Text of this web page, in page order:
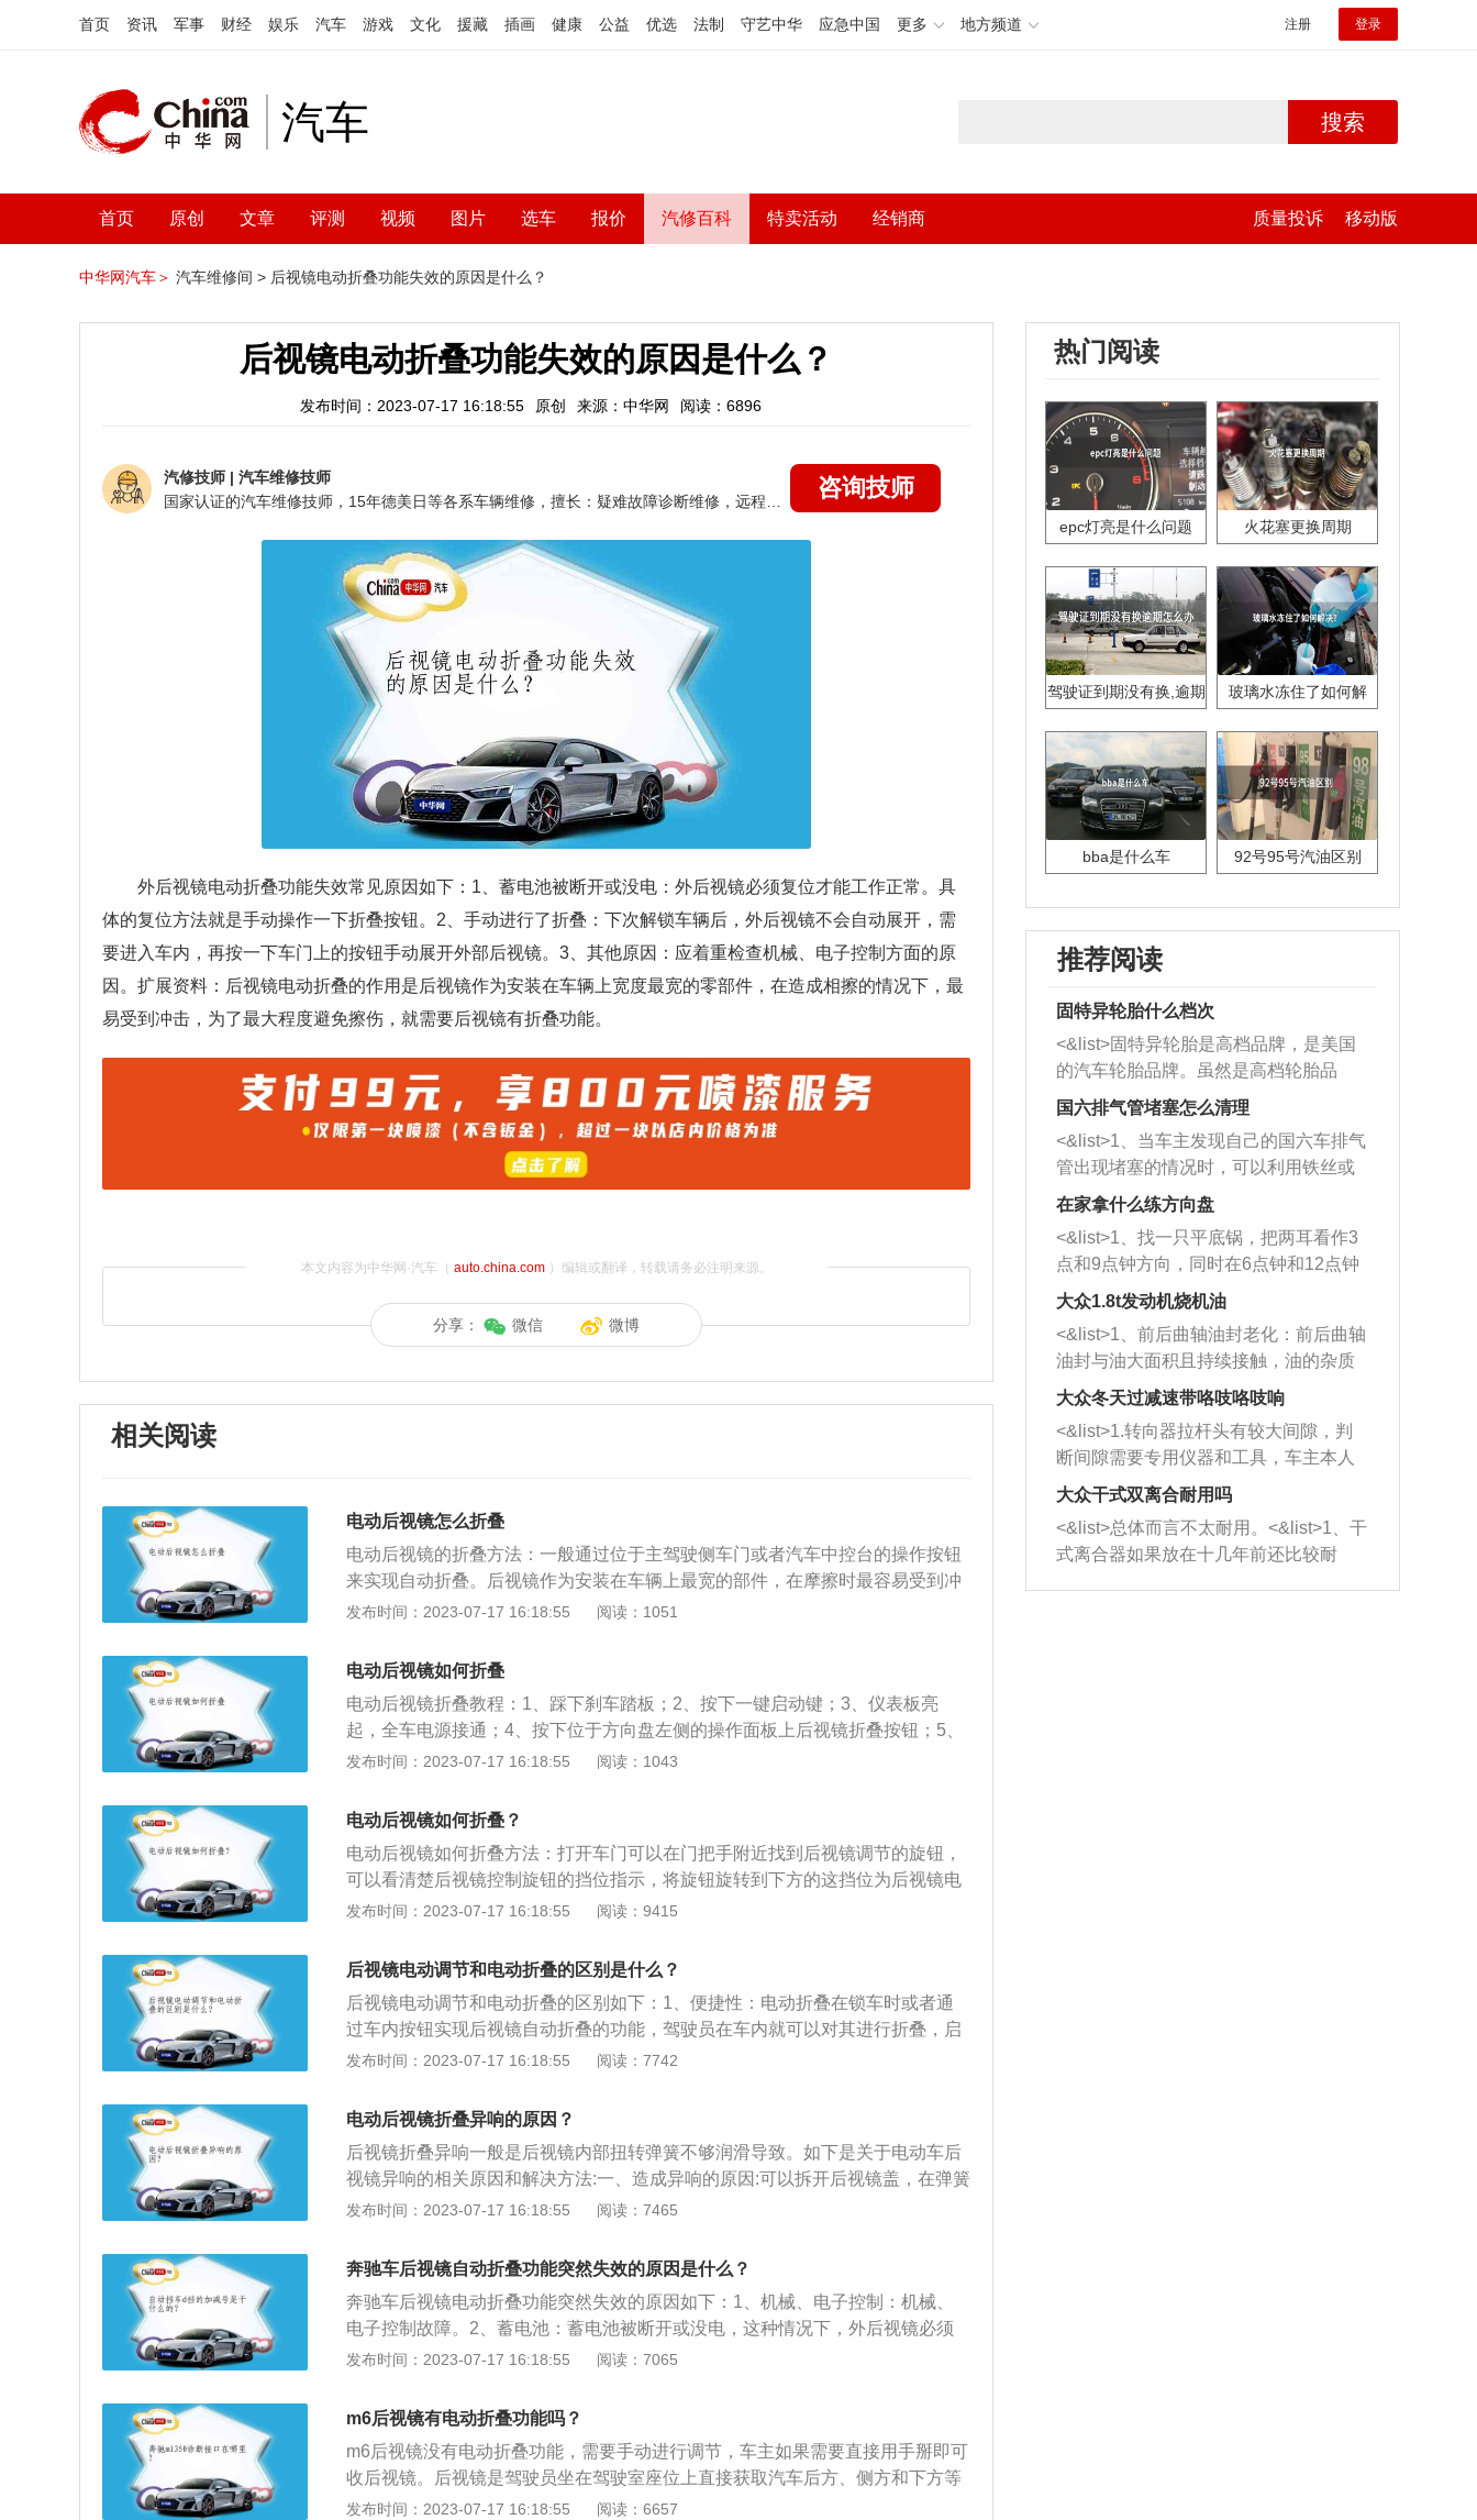
首页 资讯 军事 财经 娱乐 汽车 游戏 文化 援藏 插画 健康 公益 优选 法制 守艺中华 应急中国 更多 地方频道 注册 登录
汽车 搜索
首页 原创 文章 评测 视频 图片 选车 报价 汽修百科 特卖活动 经销商 质量投诉 移动版
中华网汽车＞ 汽车维修间 > 后视镜电动折叠功能失效的原因是什么？
后视镜电动折叠功能失效的原因是什么？
发布时间：2023-07-17 16:18:55 原创 来源：中华网 阅读：6896
汽修技师 | 汽车维修技师
咨询技师
外后视镜电动折叠功能失效常见原因如下：1、蓄电池被断开或没电：外后视镜必须复位才能工作正常。具
体的复位方法就是手动操作一下折叠按钮。2、手动进行了折叠：下次解锁车辆后，外后视镜不会自动展开，需
要进入车内，再按一下车门上的按钮手动展开外部后视镜。3、其他原因：应着重检查机械、电子控制方面的原
因。扩展资料：后视镜电动折叠的作用是后视镜作为安装在车辆上宽度最宽的零部件，在造成相擦的情况下，最
易受到冲击，为了最大程度避免擦伤，就需要后视镜有折叠功能。
本文内容为中华网·汽车（ auto.china.com）编辑或翻译，转载请务必注明来源。
分享： 微信 微博
相关阅读
电动后视镜怎么折叠
电动后视镜的折叠方法：一般通过位于主驾驶侧车门或者汽车中控台的操作按钮
来实现自动折叠。后视镜作为安装在车辆上最宽的部件，在摩擦时最容易受到冲
击，为了最大程度的避免划伤，需要具备后视镜的折叠功能，具有折叠功能的后
还可以折叠，既能保护镜面，又能减少停车位空，有效避免划伤。不同车型的电
动后视镜调节方式会有所不同，但功能是一样的，按下后视镜自动折叠按钮或将
按钮旋转到自动折叠位置后，两侧的外后视镜将同时折叠，一般来说，下次启动
车辆时，自动折叠后的后视镜会自动打开，左右后视镜自动折叠时，左右两侧速
度不一致，后视镜两侧折叠速度的差异是由于两侧啮合位置错位造成的，但只要
发布时间：2023-07-17 16:18:55 阅读：1051
电动后视镜如何折叠
电动后视镜折叠教程：1、踩下刹车踏板；2、按下一键启动键；3、仪表板亮
起，全车电源接通；4、按下位于方向盘左侧的操作面板上后视镜折叠按钮；5、
此时车辆识别到锁车后，后视镜将自动收回来。汽车后视镜自动折叠好处：一、
汽车后视镜、把汽车后视镜撞坏的好处。二、汽车的后视镜可以自动折叠起来，
车辆停在比较窄的路边，也不会因道路狭窄影响其他车辆通行。三、驾驶汽车在
窄路会车。驾驶汽车在窄路会车的时候，汽车的后视镜能自动折叠起来，在窄路
会车的时候，驾驶员就可以在车里把汽车的后视镜折叠起来，避免会车时，汽车
后视镜剐蹭。
发布时间：2023-07-17 16:18:55 阅读：1043
电动后视镜如何折叠？
电动后视镜如何折叠方法：打开车门可以在门把手附近找到后视镜调节的旋钮，
可以看清楚后视镜控制旋钮的挡位指示，将旋钮旋转到下方的这挡位为后视镜电
动折叠挡位，将旋钮旋转到L为调节左侧后视镜角度，将旋钮旋转到R为调节右侧
必须把手伸出窗外或下车折叠，既不方便又不安全，这种折叠的后视镜已经很
少；一种是电动的，这也是比较普遍的一种，其优点是驾驶员在车内就可以对其
进行折叠，启动车辆时后视镜会自动打开。
发布时间：2023-07-17 16:18:55 阅读：9415
后视镜电动调节和电动折叠的区别是什么？
后视镜电动调节和电动折叠的区别如下：1、便捷性：电动折叠在锁车时或者通
过车内按钮实现后视镜自动折叠的功能，驾驶员在车内就可以对其进行折叠，启
动车辆时后视镜会自动打开。而手动的则需要折叠的时候驾驶员必须把手伸出窗
要复杂一点。不过电动折叠在自动折叠功能故障的时候，也可以手动折叠。3、
价格方面：价格方面，电动折叠价格比手动折叠价格要贵，维修费用也要更贵。
发布时间：2023-07-17 16:18:55 阅读：7742
电动后视镜折叠异响的原因？
后视镜折叠异响一般是后视镜内部扭转弹簧不够润滑导致。如下是关于电动车后
视镜异响的相关原因和解决方法:一、造成异响的原因:可以拆开后视镜盖，在弹簧
的两端喷覆润滑剂，然后手动折叠打开后视镜，看异响是否消失，可以多次重复
声、咯吱声，造成的原因是后视镜脚步过渡处的密封件的问题。二、发生异响的
规律：一个是夏天热的时候出现，这个应该是密封件因为天热膨胀，再加上不够
润滑所致;还有一个就是下雨、洗车后出现，这时候出现一般是因为车子比较脏，
下雨、洗车冲刷一些细小的脏东西附着在后视镜底座与密封件上。三、解决方法:
1、手动折叠和打开后视镜，在折叠和打开的情况下，分别清洗所有看得见的后
-40除锈润滑剂喷涂在转动的部位，折叠与打开的时候分别喷涂。
发布时间：2023-07-17 16:18:55 阅读：7465
奔驰车后视镜自动折叠功能突然失效的原因是什么？
奔驰车后视镜电动折叠功能突然失效的原因如下：1、机械、电子控制：机械、
电子控制故障。2、蓄电池：蓄电池被断开或没电，这种情况下，外后视镜必须
复位才能工作正常。解决方法就是手动操作一下折叠按钮。3、手动折叠：设定
车辆后，需要进入车内，再按一下车门上的按钮手动展开外部后视镜。
发布时间：2023-07-17 16:18:55 阅读：7065
m6后视镜有电动折叠功能吗？
m6后视镜没有电动折叠功能，需要手动进行调节，车主如果需要直接用手掰即可
收后视镜。后视镜是驾驶员坐在驾驶室座位上直接获取汽车后方、侧方和下方等
外部信息的工具。以哈弗M6的2021款PLUS1.5T手动精英智联型为例，该车是一
发布时间：2023-07-17 16:18:55 阅读：6657
热门阅读
epc灯亮是什么问题 火花塞更换周期
驾驶证到期没有换,逾期
玻璃水冻住了如何解
bba是什么车 92号95号汽油区别
推荐阅读
固特异轮胎什么档次
<&list>固特异轮胎是高档品牌，是美国
的汽车轮胎品牌。虽然是高档轮胎品
牌，但是中高低端的轮胎都有生产，这
也是为了更好的开拓市场。
国六排气管堵塞怎么清理
<&list>1、当车主发现自己的国六车排气
管出现堵塞的情况时，可以利用铁丝或
者是细棍，直接将杂物给取出来，如果
堵塞情况比较严重，也可以采取应急措
施。 <&list>2、直接利用木棍将所有的
杂物推到排气管里面的位置处，然后将
三元催化器拆解开，就可以将堵塞的东
西取出来。但如果是因为积碳过多引起
的堵塞，就需要将三元催化器泡在草酸
洗剂对堵塞的情况得到解决，将清洗剂
放在燃油箱中，与燃油混合后，车辆启
动时，就可以和汽油一起进入到燃烧
室，最后形成废气排出，就可以让三元
催化器得到清洗，排气管堵塞的情况就
能够得到解决。
在家拿什么练方向盘
<&list>1、找一只平底锅，把两耳看作3
点和9点钟方向，同时在6点钟和12点钟
方向做一个标记。 <&list>2、双手握住
一圈半的练习，往右同样也要打相同的
圈数。 <&list>3、最后强调要反复练
习，这样就可以形成肌肉记忆，在真实
驾驶车辆时，不需要记忆也能打好方
向。
大众1.8t发动机烧机油
<&list>1、前后曲轴油封老化：前后曲轴
油封与油大面积且持续接触，油的杂质
和发动机内持续温度变化使其密封效果
逐渐减弱，导致渗油或漏油。<&list>2、
活塞间隙过大：积碳会使活塞环与缸体
的间隙扩大，导致机油流入燃烧室中，
造成烧机油。<&list>3、机油粘度。使用
机油粘度过小的话，同样会有烧机油现
象，机油粘度过小具有很好的流动性，
大众冬天过减速带咯吱咯吱响
<&list>1.转向器拉杆头有较大间隙，判
断间隙需要专用仪器和工具，车主本人
无法制作，需要将车辆送到修理厂或4s
店；<&list>2.车辆半轴套管防尘罩破
裂，破裂后会出现漏油现象，使半轴磨
损严重，磨损的半轴容易损坏，产生异
响；<&list>3.稳定器的转向胶套和球头
大众干式双离合耐用吗
<&list>总体而言不太耐用。<&list>1、干
式离合器如果放在十几年前还比较耐